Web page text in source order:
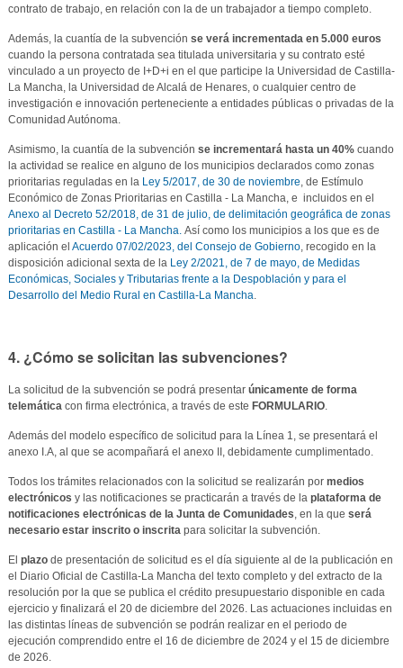
contrato de trabajo, en relación con la de un trabajador a tiempo completo.
Además, la cuantía de la subvención se verá incrementada en 5.000 euros
cuando la persona contratada sea titulada universitaria y su contrato esté
vinculado a un proyecto de I+D+i en el que participe la Universidad de Castilla-
La Mancha, la Universidad de Alcalá de Henares, o cualquier centro de
investigación e innovación perteneciente a entidades públicas o privadas de la
Comunidad Autónoma.
Asimismo, la cuantía de la subvención se incrementará hasta un 40%cuando
la actividad se realice en alguno de los municipios declarados como zonas
prioritarias reguladas en la Ley 5/2017, de 30 de noviembre , de Estímulo
Económico de Zonas Prioritarias en Castilla - La Mancha, e incluidos en el
Anexo al Decreto 52/2018, de 31 de julio, de delimitación geográfica de zonas
prioritarias en Castilla - La Mancha. Así como los municipios a los que es de
aplicación el Acuerdo 07/02/2023, del Consejo de Gobierno, recogido en la
disposición adicional sexta de la Ley 2/2021, de 7 de mayo, de Medidas
Económicas, Sociales y Tributarias frente a la Despoblación y para el
Desarrollo del Medio Rural en Castilla-La Mancha
4. ¿Cómo se solicitan las subvenciones?
La solicitud de la subvención se podrá presentar únicamente de forma
telemática con firma electrónica, a través de este FORMULARIO.
Además del modelo específico de solicitud para la Línea 1, se presentará el
anexo I.A, al que se acompañará el anexo II, debidamente cumplimentado.
Todos los trámites relacionados con la solicitud se realizarán por medios
electrónicos y las notificaciones se practicarán a través de la plataforma de
notificaciones electrónicas de la Junta de Comunidades , en la que será
necesario estar inscrito o inscrita para solicitar la subvención.
El plazode presentación de solicitud es el día siguiente al de la publicación en
el Diario Oficial de Castilla-La Mancha del texto completo y del extracto de la
resolución por la que se publica el crédito presupuestario disponible en cada
ejercicio y finalizará el 20 de diciembre del 2026. Las actuaciones incluidas en
las distintas líneas de subvención se podrán realizar en el periodo de
ejecución comprendido entre el 16 de diciembre de 2024 y el 15 de diciembre
de 2026.